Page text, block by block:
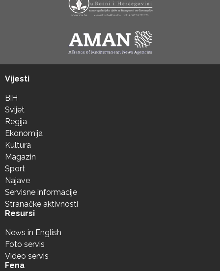
Vijesti
BiH
Svijet
Regija
Ekonomija
Kultura
Magazin
Sport
Najave
Servisne informacije
Stranačke aktivnosti
Resursi
News in English
Foto servis
Video servis
Fena